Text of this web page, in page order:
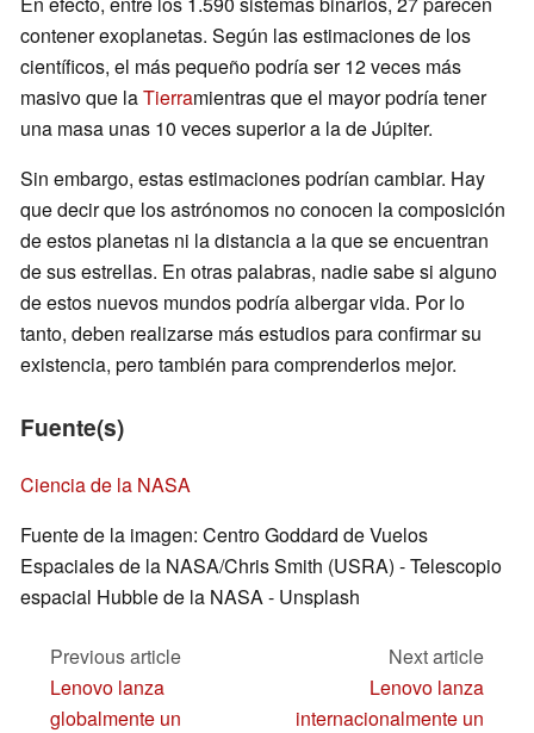
contener exoplanetas. Según las estimaciones de los
científicos, el más pequeño podría ser 12 veces más
masivo que laTierramientras que el mayor podría tener
una masa unas 10 veces superior a la de Júpiter.
Sin embargo, estas estimaciones podrían cambiar. Hay
que decir que los astrónomos no conocen la composición
de estos planetas ni la distancia a la que se encuentran
de sus estrellas. En otras palabras, nadie sabe si alguno
de estos nuevos mundos podría albergar vida. Por lo
tanto, deben realizarse más estudios para confirmar su
existencia, pero también para comprenderlos mejor.
Fuente(s)
Ciencia de la NASA
Fuente de la imagen: Centro Goddard de Vuelos
Espaciales de la NASA/Chris Smith (USRA) - Telescopio
espacial Hubble de la NASA - Unsplash
Previous article
Lenovo lanza
globalmente un
Next article
Lenovo lanza
internacionalmente un